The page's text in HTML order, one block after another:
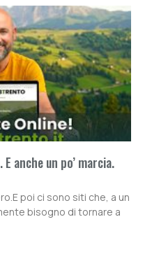
anche un po’ marcia.
poi ci sono siti che, a un
bisogno di tornare a